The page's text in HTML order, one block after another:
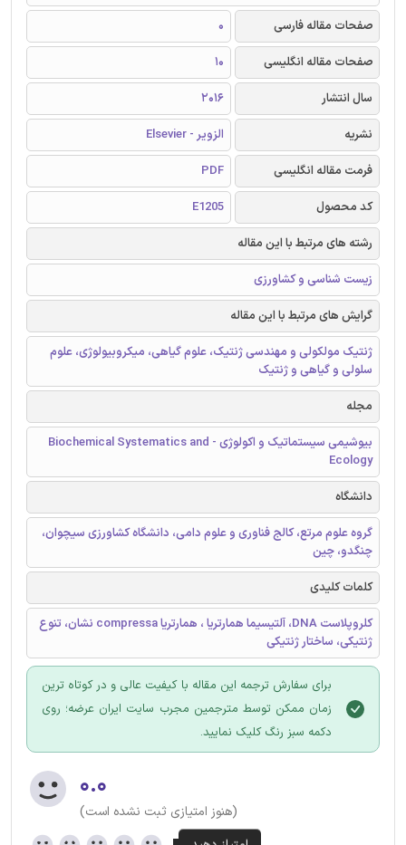
صفحات مقاله فارسی
0
صفحات مقاله انگلیسی
10
سال انتشار
2016
نشریه
الزویر - Elsevier
فرمت مقاله انگلیسی
PDF
کد محصول
E1205
رشته های مرتبط با این مقاله
زیست شناسی و کشاورزی
گرایش های مرتبط با این مقاله
ژنتیک مولکولی و مهندسی ژنتیک، علوم گیاهی، میکروبیولوژی، علوم
سلولی و گیاهی و ژنتیک
مجله
بیوشیمی سیستماتیک و اکولوژی - Biochemical Systematics and
Ecology
دانشگاه
گروه علوم مرتع، کالج فناوری و علوم دامی، دانشگاه کشاورزی سیچوان،
چنگدو، چین
کلمات کلیدی
کلروپلاست DNA، آلتیسیما همارتریا ، همارتریا compressa نشان، تنوع
ژنتیکی، ساختار ژنتیکی
برای سفارش ترجمه این مقاله با کیفیت عالی و در کوتاه ترین
زمان ممکن توسط مترجمین مجرب سایت ایران عرضه؛ روی
دکمه سبز رنگ کلیک نمایید.
۰.۰
(هنوز امتیازی ثبت نشده است)